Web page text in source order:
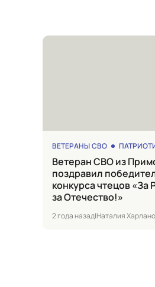
ВЕТЕРАНЫ СВО
Ветеран СВО из Приморья
поздравил
конкурса чтецов «За
за Отечество!»
2 года назад|Наталия